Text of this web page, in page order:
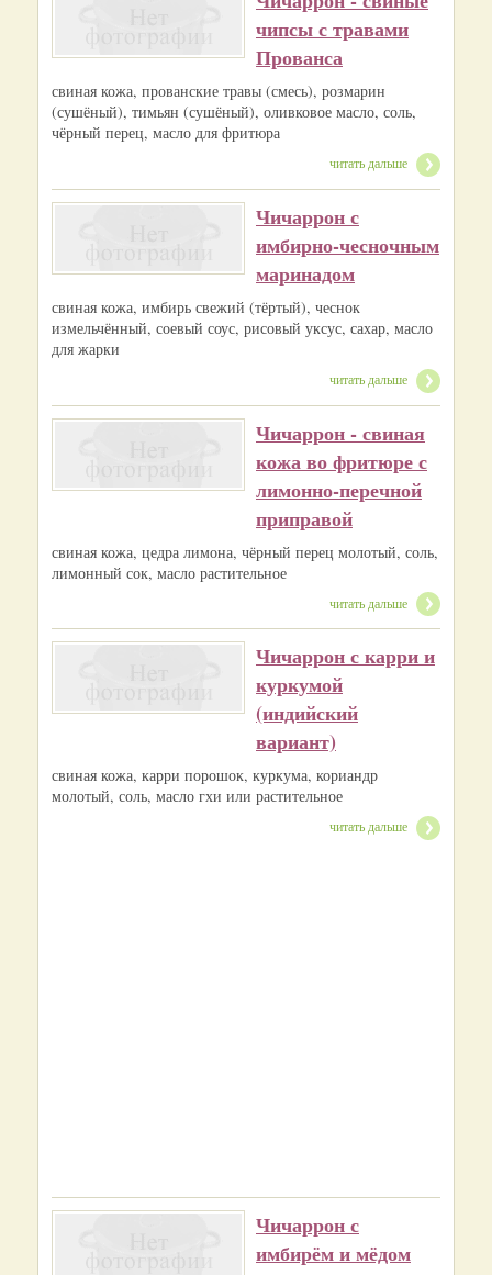
чипсы с травами
Прованса
свиная кожа, прованские травы (смесь), розмарин
(сушёный), тимьян (сушёный), оливковое масло, соль,
чёрный перец, масло для фритюра
читать дальше
Чичаррон с
имбирно‑чесночным
маринадом
свиная кожа, имбирь свежий (тёртый), чеснок
измельчённый, соевый соус, рисовый уксус, сахар, масло
для жарки
читать дальше
Чичаррон - свиная
кожа во фритюре с
лимонно‑перечной
приправой
свиная кожа, цедра лимона, чёрный перец молотый, соль,
лимонный сок, масло растительное
читать дальше
Чичаррон с карри и
куркумой
(индийский
вариант)
свиная кожа, карри порошок, куркума, кориандр
молотый, соль, масло гхи или растительное
читать дальше
Чичаррон с
имбирём и мёдом